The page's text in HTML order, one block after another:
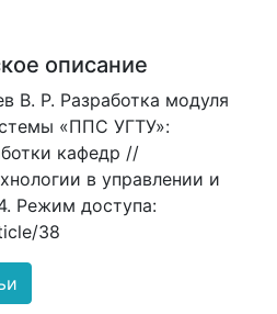
описание
В. Р. Разработка модуля
«ППС УГТУ»:
кафедр //
в управлении и
Режим доступа:
38